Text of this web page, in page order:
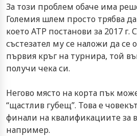
За този проблем обаче има
Големия шлем просто трябва
което ATP постанови за 2017 г.
състезател му се наложи да се
първия кръг на турнира, той
получи чека си.
Негово място на корта пък
“щастлив губещ”. Това е
финали на квалификациите за
например.